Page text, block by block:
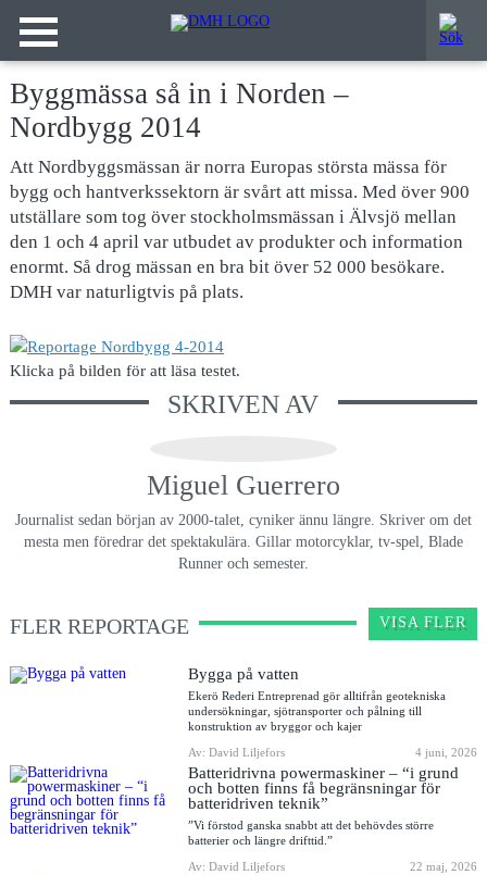
Byggmässa så in i Norden –
Nordbygg 2014
Att Nordbyggsmässan är norra Europas största mässa för
bygg och hantverkssektorn är svårt att missa. Med över 900
utställare som tog över stockholmsmässan i Älvsjö mellan
den 1 och 4 april var utbudet av produkter och information
enormt. Så drog mässan en bra bit över 52 000 besökare.
DMH var naturligtvis på plats.
Klicka på bilden för att läsa testet.
SKRIVEN AV
Miguel Guerrero
Journalist sedan början av 2000-talet, cyniker ännu längre. Skriver om det
mesta men föredrar det spektakulära. Gillar motorcyklar, tv-spel, Blade
Runner och semester.
FLER REPORTAGE VISA FLER
Bygga på vatten
Ekerö Rederi Entreprenad gör alltifrån geotekniska
undersökningar, sjötransporter och pålning till
konstruktion av bryggor och kajer
Av: David Liljefors
4 juni, 2026
Batteridrivna powermaskiner – “i grund
och botten finns få begränsningar för
batteridriven teknik”
”Vi förstod ganska snabbt att det behövdes större
batterier och längre drifttid.”
Av: David Liljefors
22 maj, 2026